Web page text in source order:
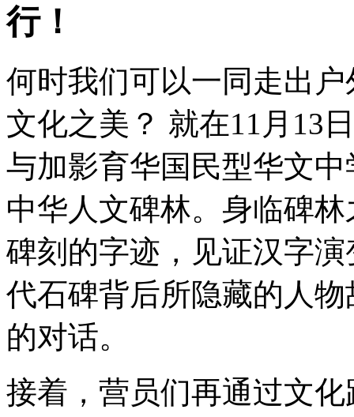
行！
何时我们可以一同走出
文化之美？ 就在11月13
与加影育华国民型华文
中华人文碑林。身临碑
碑刻的字迹，见证汉字
代石碑背后所隐藏的人
的对话。
接着，营员们再通过文